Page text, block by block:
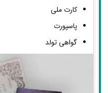
کارت ملی
پاسپورت
گواهی تولد